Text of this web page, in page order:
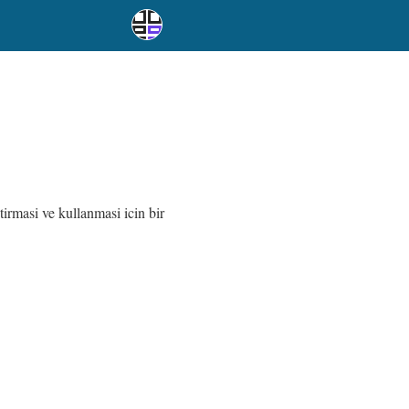
ve kullanmasi icin bir